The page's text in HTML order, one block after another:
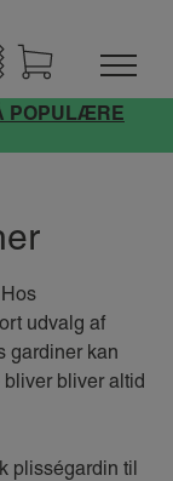
POPULÆRE
udvalg af
gardiner kan
bliver altid
plisségardin til